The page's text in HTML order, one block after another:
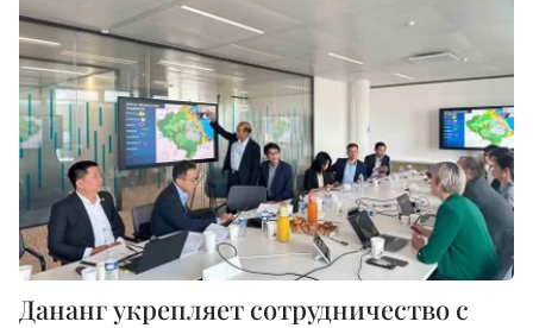
Дананг укрепляет сотрудничество с